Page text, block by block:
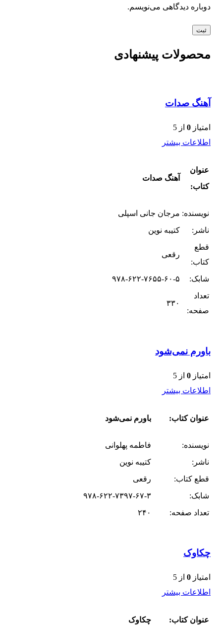
دوباره دیدگاهی می‌نویسم.
محصولات پیشنهادی
آهنگ صدات
امتیاز 0 از 5
اطلاعات بیشتر
عنوان
کتاب:
آهنگ صدات
نویسنده: مرجان جانی اسپلی
ناشر:
کتیبه نوین
قطع
کتاب:
رقعی
شابک:
۹۷۸-۶۲۲-۷۶۵۵-۶۰-۵
تعداد
صفحه:
۳۳۰
باورم نمی‌شود
امتیاز 0 از 5
اطلاعات بیشتر
عنوان کتاب: باورم نمی‌شود
نویسنده:
فاطمه پهلوانی
ناشر:
کتیبه نوین
قطع کتاب:
رقعی
شابک:
۹۷۸-۶۲۲-۷۳۹۷-۶۷-۳
تعداد صفحه:
۲۴۰
چکاوک
امتیاز 0 از 5
اطلاعات بیشتر
عنوان کتاب: چکاوک